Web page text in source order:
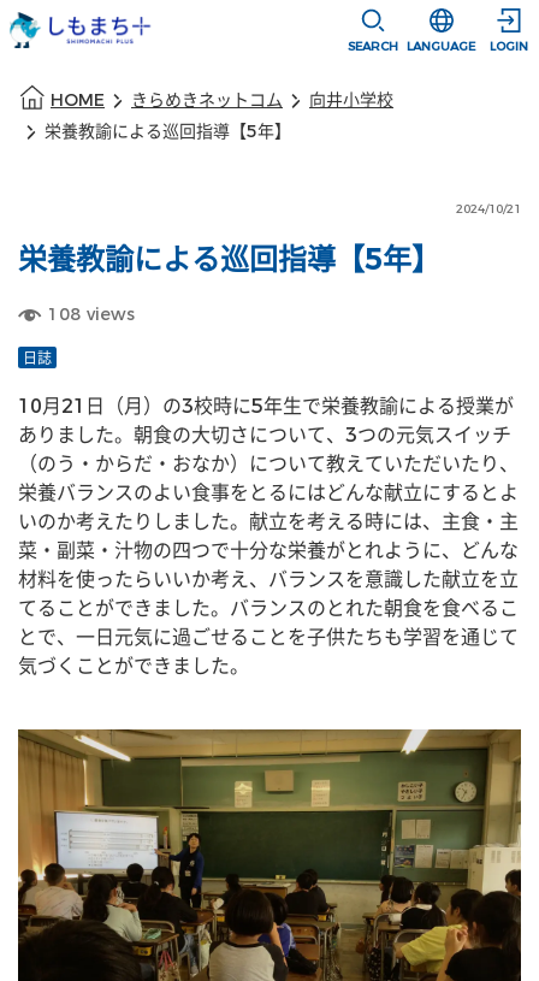
SEARCH
選択すると言
LANGUAGE LOGIN
HOME きらめきネットコム
向井小学校
栄養教諭による巡回指導【5年】
2024/10/21
栄養教諭による巡回指導【5年】
108 views
日誌
10月21日（月）の3校時に5年生で栄養教諭による授業が
ありました。朝食の大切さについて、3つの元気スイッチ
（のう・からだ・おなか）について教えていただいたり、
栄養バランスのよい食事をとるにはどんな献立にするとよ
いのか考えたりしました。献立を考える時には、主食・主
菜・副菜・汁物の四つで十分な栄養がとれように、どんな
材料を使ったらいいか考え、バランスを意識した献立を立
てることができました。バランスのとれた朝食を食べるこ
とで、一日元気に過ごせることを子供たちも学習を通じて
気づくことができました。